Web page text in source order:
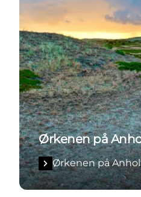
Ørkenen på
Ørkenen på